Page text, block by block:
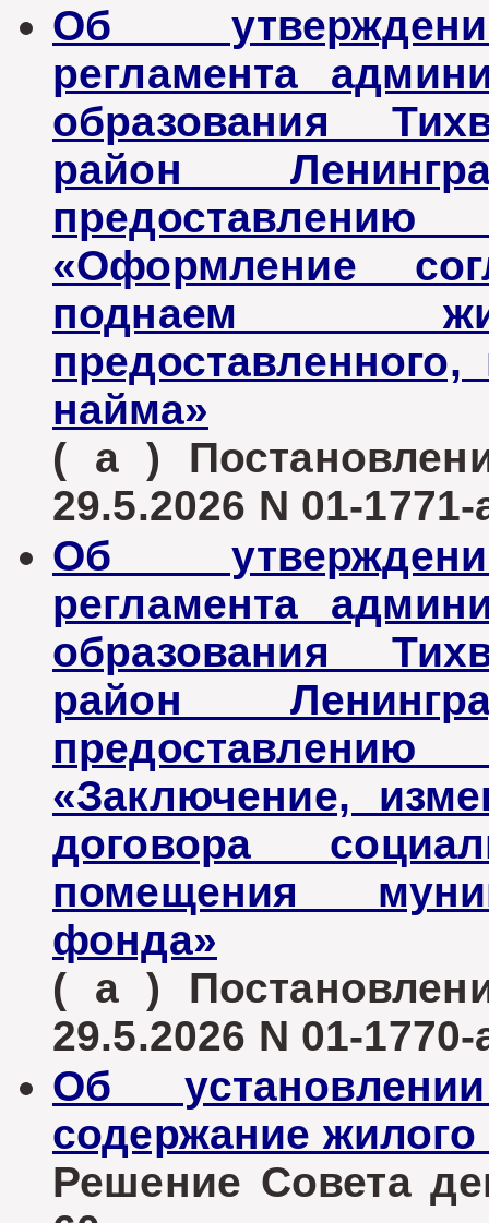
Об
регламента
образования
район
предоставлению
«Оформление
поднаем
найма»
( а )
29.5.2026 N 01-1771-
Об
регламента
образования
район
предоставлению
«Заключение,
договора
помещения
фонда»
( а )
29.5.2026 N 01-1770-
Об
содержание
Решение Совета